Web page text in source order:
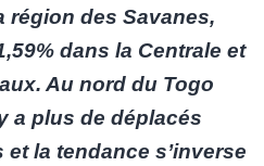
région des Savanes,
dans la Centrale et
Au nord du Togo
a plus de déplacés
et la tendance s’inverse